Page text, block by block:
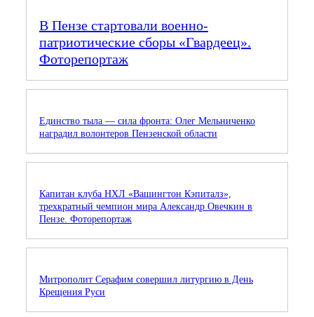
В Пензе стартовали военно-
патриотические сборы «Гвардеец».
Фоторепортаж
Единство тыла — сила фронта: Олег Мельниченко
наградил волонтеров Пензенской области
Капитан клуба НХЛ «Вашингтон Кэпиталз»,
трехкратный чемпион мира Александр Овечкин в
Пензе. Фоторепортаж
Митрополит Серафим совершил литургию в День
Крещения Руси